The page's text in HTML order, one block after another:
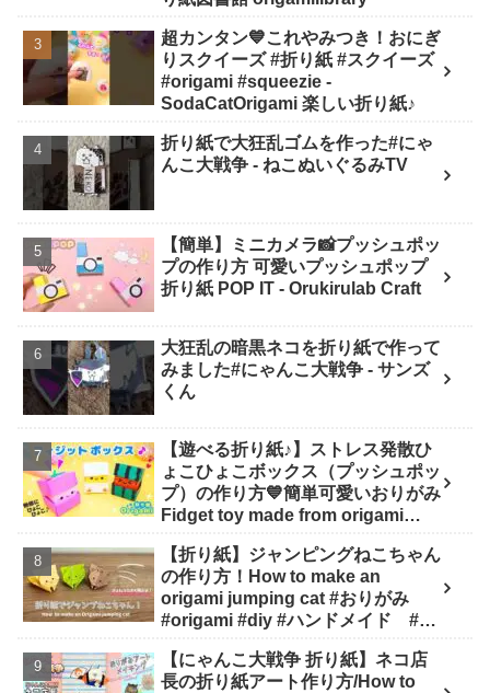
超カンタン💙これやみつき！おにぎ
りスクイーズ #折り紙 #スクイーズ
#origami #squeezie -
SodaCatOrigami 楽しい折り紙♪
折り紙で大狂乱ゴムを作った#にゃ
んこ大戦争 - ねこぬいぐるみTV
【簡単】ミニカメラ📸プッシュポッ
プの作り方 可愛いプッシュポップ
折り紙 POP IT - Orukirulab Craft
大狂乱の暗黒ネコを折り紙で作って
みました#にゃんこ大戦争 - サンズ
くん
【遊べる折り紙♪】ストレス発散ひ
ょこひょこボックス（プッシュポッ
プ）の作り方💙簡単可愛いおりがみ
Fidget toy made from origami
SodaCatOrigami 楽しい折り紙♪
【折り紙】ジャンピングねこちゃん
の作り方！How to make an
origami jumping cat #おりがみ
#origami #diy #ハンドメイド #工
【にゃんこ大戦争 折り紙】ネコ店
長の折り紙アート作り方/How to